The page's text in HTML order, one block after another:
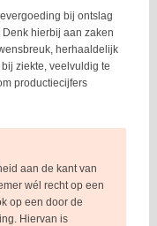
bij ontslag
hierbij aan zaken
herhaaldelijk
ziekte, veelvuldig te
productiecijfers
aan de kant van
wél recht op een
op een door de
Hiervan is